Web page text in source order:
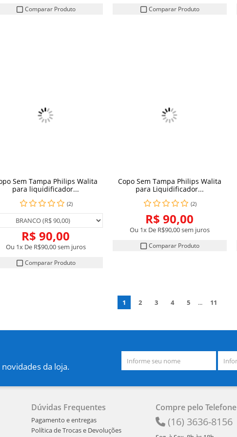
Comparar Produto Comparar Produto
COMPRAR
Sem Tampa Philips Walita
para liquidificador...
(2)
R$ 90,00
Ou 1x De R$90,00sem juros
Comparar Produto
COMPRAR
Copo Sem Tampa Philips Walita
para Liquidificador...
(2)
R$ 90,00
Ou 1x De R$90,00sem juros
Comparar Produto
1 2 3 4 5 ... 11
da loja.
Dúvidas Frequentes
Pagamento e entregas
Política de Trocas e Devoluções
Compre pelo Telefone
(16) 3636-8156